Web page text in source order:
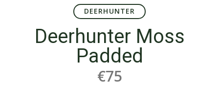
DEERHUNTER
Deerhunter Moss
Padded
€75